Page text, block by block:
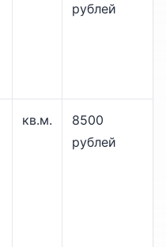
рублей
кв.м.
8500
рублей